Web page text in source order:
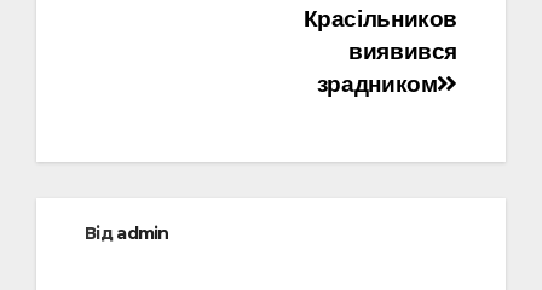
Красільников
виявився
зрадником
Відadmin